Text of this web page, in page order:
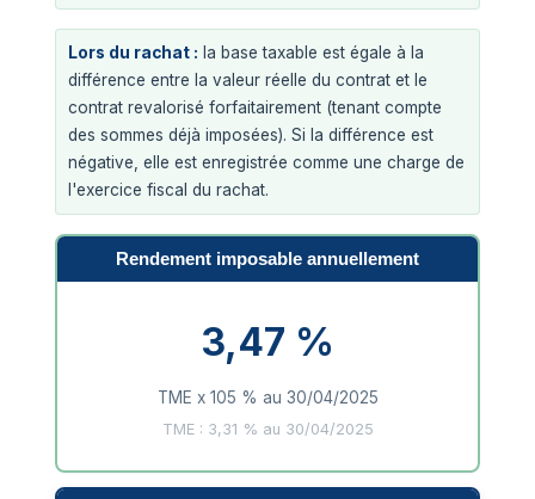
Lors du rachat : la base taxable est égale à la
différence entre la valeur réelle du contrat et le
contrat revalorisé forfaitairement (tenant compte
des sommes déjà imposées). Si la différence est
négative, elle est enregistrée comme une charge de
l'exercice fiscal du rachat.
Rendement imposable annuellement
3,47 %
TME x 105 % au 30/04/2025
TME : 3,31 % au 30/04/2025